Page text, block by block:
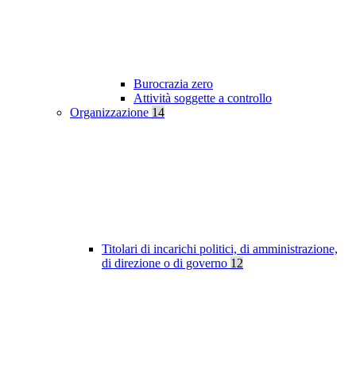
Burocrazia zero
Attività soggette a controllo
Organizzazione 14
Titolari di incarichi politici, di amministrazione,
di direzione o di governo 12